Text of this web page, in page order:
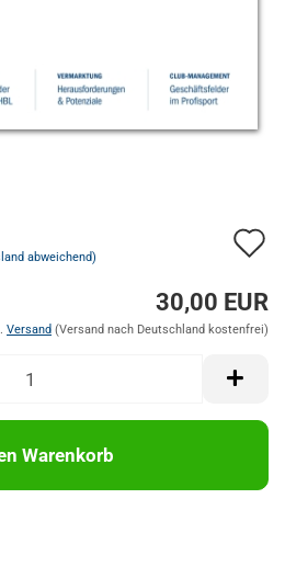
abweichend)
30,00 EUR
Versand
Warenkorb